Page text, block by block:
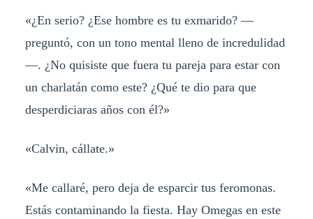
«¿En serio? ¿Ese hombre es tu exmarido? —
preguntó, con un tono mental lleno de incredulidad
—. ¿No quisiste que fuera tu pareja para estar con
un charlatán como este? ¿Qué te dio para que
desperdiciaras años con él?»
«Calvin, cállate.»
«Me callaré, pero deja de esparcir tus feromonas.
Estás contaminando la fiesta. Hay Omegas en este